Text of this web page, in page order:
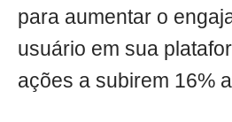
para aumentar o
usuário em sua
ações a subirem 16%